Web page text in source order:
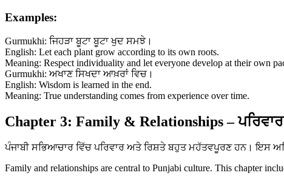
Examples:
Gurmukhi: ਜਿਹੜਾ ਬੂਟਾ ਬੂਟਾ ਖੁਦ ਸਮਝੇ।
English: Let each plant grow according to its own roots.
Meaning: Respect individuality and let everyone develop at their own
Gurmukhi: ਅਖਾਣ ਸਿਖਦਾ ਆਖ਼ਰਾਂ ਵਿਚ।
English: Wisdom is learned in the end.
Meaning: True understanding comes from experience over time.
Chapter 3: Family & Relationships –
ਪੰਜਾਬੀ ਸਭਿਆਚਾਰ ਵਿੱਚ ਪਰਿਵਾਰ ਅਤੇ ਰਿਸ਼ਤੇ ਬਹੁਤ ਮਹੱਤਵਪੂਰਣ ਹਨ। ਇਸ
Family and relationships are central to Punjabi culture. This chapter